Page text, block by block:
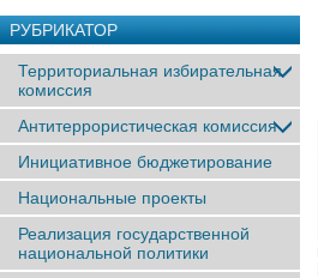
РУБРИКАТОР
Территориальная избирательная
комиссия
Антитеррористическая комиссия
Инициативное бюджетирование
Национальные проекты
Реализация государственной
национальной политики